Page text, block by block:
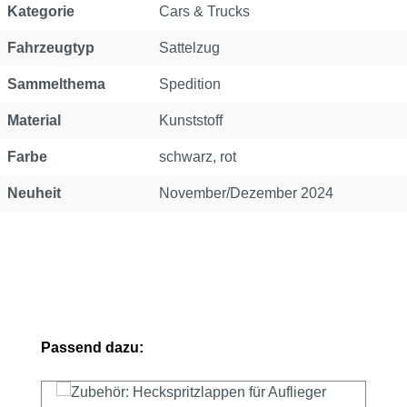
Kategorie Cars & Trucks
Fahrzeugtyp Sattelzug
Sammelthema Spedition
Material Kunststoff
Farbe schwarz, rot
Neuheit November/Dezember 2024
Produktgalerie überspringen
Passend dazu: